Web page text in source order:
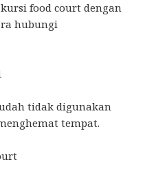
food court dengan
hubungi
tidak digunakan
tempat.